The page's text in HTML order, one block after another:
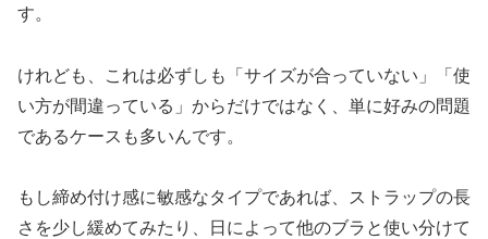
す。
けれども、これは必ずしも「サイズが合っていない」「使
い方が間違っている」からだけではなく、単に好みの問題
であるケースも多いんです。
もし締め付け感に敏感なタイプであれば、ストラップの長
さを少し緩めてみたり、日によって他のブラと使い分けて